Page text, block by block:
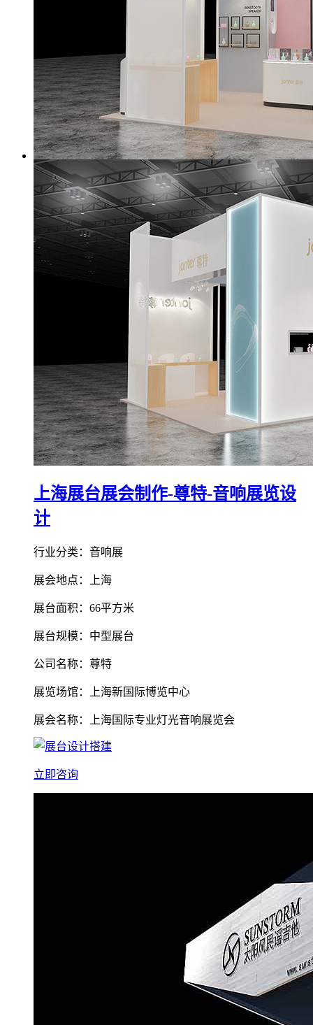
上海展台展会制作-尊特-音响展览设
计
行业分类：音响展
展会地点：上海
展台面积：66平方米
展台规模：中型展台
公司名称：尊特
展览场馆：上海新国际博览中心
展会名称：上海国际专业灯光音响展览会
立即咨询